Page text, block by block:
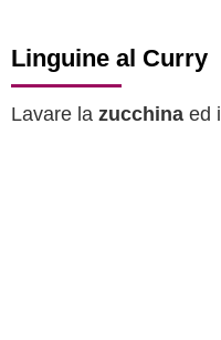
Linguine al Curry
Lavare la zucchina ed i